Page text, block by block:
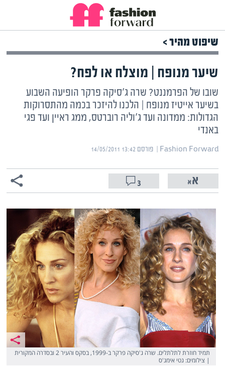
שיפוט מהיר >
שיער מנופח | מוצלח או לפח?
שובו של הפרמננט? שרה ג'סיקה פרקר הופיעה השבוע
בשיער אייטיז מנופח | הלכנו להיזכר בכמה מהתסרוקות
הגדולות: ממדונה ועד ג'וליה רוברטס, ממג ראיין ועד פגי
באנדי
Fashion Forward | ‏ פורסם ‎14/05/2011 13:42
3
תמיד חוזרת לתלתלים. שרה ג'סיקה פרקר ב-1999, בסקס והעיר 2 ובסדרה המקורית
| צילומים: גטי אימג'ס